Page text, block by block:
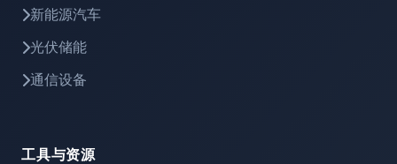
新能源汽车
光伏储能
通信设备
工具与资源